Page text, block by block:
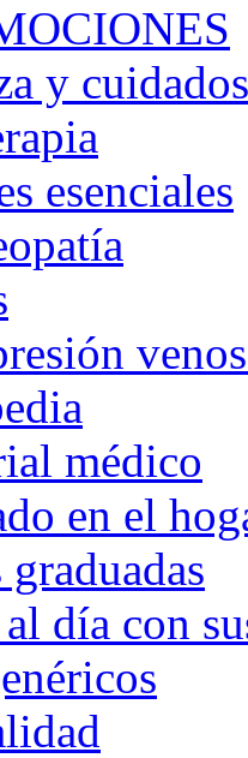
y cuidados
esenciales
médico
en el
graduadas
al día con